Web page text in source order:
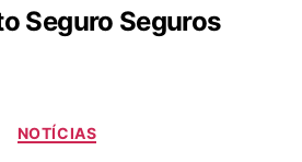
Seguro Seguros
NOTÍCIAS